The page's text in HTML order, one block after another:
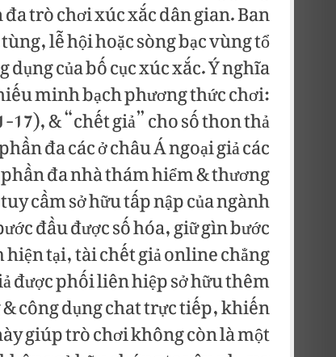
trò chơi xúc xắc dân gian. Ban
lễ hội hoặc sòng bạc vùng tổ
của bố cục xúc xắc. Ý nghĩa
minh bạch phương thức chơi:
& “chết giả” cho số thon thả
đa các ở châu Á ngoại giả các
đa nhà thám hiểm & thương
cầm sở hữu tấp nập của ngành
đầu được số hóa, giữ gìn bước
tại, tài chết giả online chẳng
phối liên hiệp sở hữu thêm
công dụng chat trực tiếp, khiến
giúp trò chơi không còn là một